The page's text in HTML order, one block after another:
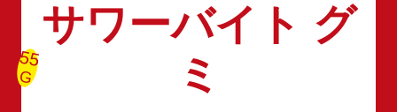
55
G
サワーバイト グ
ミ